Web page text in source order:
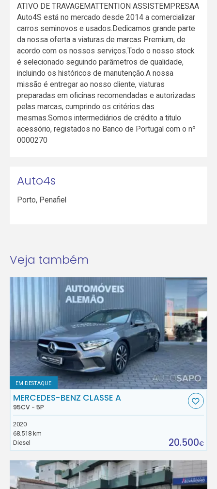
ATIVO DE TRAVAGEMATTENTION ASSISTEMPRESAA
Auto4S está no mercado desde 2014 a comercializar
carros seminovos e usados.Dedicamos grande parte
da nossa oferta a viaturas de marcas Premium, de
acordo com os nossos serviços.Todo o nosso stock
é selecionado seguindo parâmetros de qualidade,
incluindo os históricos de manutenção.A nossa
missão é entregar ao nosso cliente, viaturas
preparadas em oficinas recomendadas e autorizadas
pelas marcas, cumprindo os critérios das
mesmas.Somos intermediários de crédito a titulo
acessório, registados no Banco de Portugal com o nº
0000270
Auto4s
Porto, Penafiel
Veja também
EM DESTAQUE
MERCEDES-BENZ CLASSE A
95CV - 5P
2020
68.518 km
Diesel
20.500€